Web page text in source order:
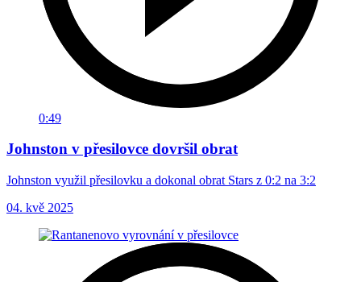
0:49
Johnston v přesilovce dovršil obrat
Johnston využil přesilovku a dokonal obrat Stars z 0:2 na 3:2
04. kvě 2025